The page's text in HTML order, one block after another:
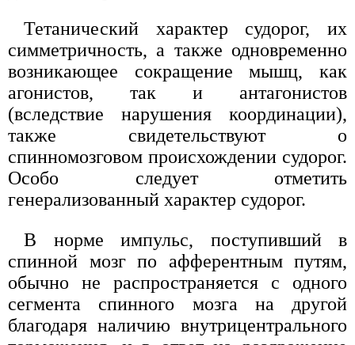
Тетанический характер судорог, их
симметричность, а также одновременно
возникающее сокращение мышц, как
агонистов, так и антагонистов
(вследствие нарушения координации),
также свидетельствуют о
спинномозговом происхождении судорог.
Особо следует отметить
генерализованный характер судорог.
В норме импульс, поступивший в
спинной мозг по афферентным путям,
обычно не распространяется с одного
сегмента спинного мозга на другой
благодаря наличию внутрицентрального